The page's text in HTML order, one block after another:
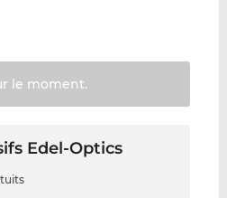
le moment.
Edel-Optics